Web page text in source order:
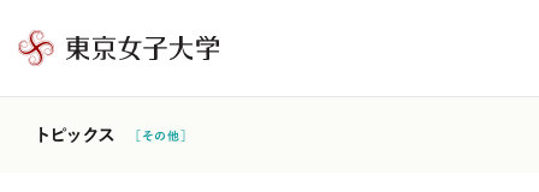
東
トピックス ［その他］